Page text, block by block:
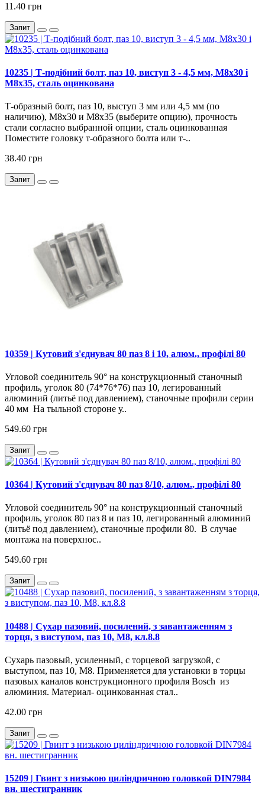
11.40 грн
Запит
10235 | Т-подібний болт, паз 10, виступ 3 - 4,5 мм, М8х30 і
М8х35, сталь оцинкована
Т-образный болт, паз 10, выступ 3 мм или 4,5 мм (по
наличию), М8х30 и М8х35 (выберите опцию), прочность
стали согласно выбранной опции, сталь оцинкованная
Поместите головку т-образного болта или т-..
38.40 грн
Запит
10359 | Кутовий з'єднувач 80 паз 8 і 10, алюм., профілі 80
Угловой соединитель 90° на конструкционный станочный
профиль, уголок 80 (74*76*76) паз 10, легированный
алюминий (литьё под давлением), станочные профили серии
40 мм На тыльной стороне у..
549.60 грн
Запит
10364 | Кутовий з'єднувач 80 паз 8/10, алюм., профілі 80
Угловой соединитель 90° на конструкционный станочный
профиль, уголок 80 паз 8 и паз 10, легированный алюминий
(литьё под давлением), станочные профили 80. В случае
монтажа на поверхнос..
549.60 грн
Запит
10488 | Сухар пазовий, посилений, з завантаженням з
торця, з виступом, паз 10, М8, кл.8.8
Сухарь пазовый, усиленный, с торцевой загрузкой, с
выступом, паз 10, M8. Применяется для установки в торцы
пазовых каналов конструкционного профиля Bosch из
алюминия. Материал- оцинкованная стал..
42.00 грн
Запит
15209 | Гвинт з низькою циліндричною головкой DIN7984
вн. шестигранник